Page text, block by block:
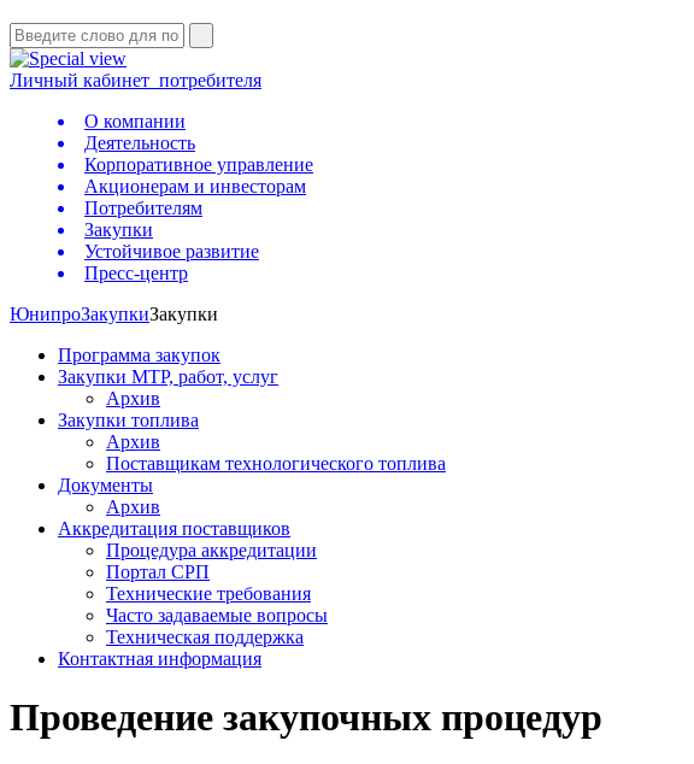
Личный кабинет потребителя
О компании
Деятельность
Корпоративное управление
Акционерам и инвесторам
Потребителям
Закупки
Устойчивое развитие
Пресс-центр
ЮнипроЗакупкиЗакупки
Программа закупок
Закупки МТР, работ, услуг
Архив
Закупки топлива
Архив
Поставщикам технологического топлива
Документы
Архив
Аккредитация поставщиков
Процедура аккредитации
Портал СРП
Технические требования
Часто задаваемые вопросы
Техническая поддержка
Контактная информация
Проведение закупочных процедур